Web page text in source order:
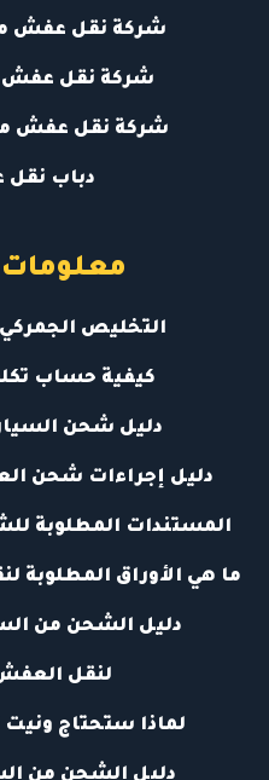
شركة نقل عفش
شركة نقل عفش
شركة نقل عفش
دباب
التخليص
كيفية حساب
دليل شحن
دليل إجراءات شحن
المستندات المطلوبة
ما هي الأوراق المطلوبة
دليل الشحن من
لنقل
لماذا ستحتاج
دليل الشحن من